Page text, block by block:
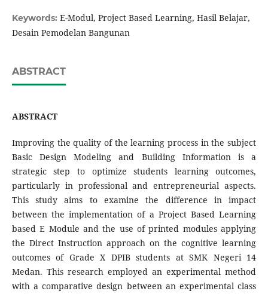
Keywords: E-Modul, Project Based Learning, Hasil Belajar,
Desain Pemodelan Bangunan
ABSTRACT
ABSTRACT
Improving the quality of the learning process in the subject
Basic Design Modeling and Building Information is a
strategic step to optimize students learning outcomes,
particularly in professional and entrepreneurial aspects.
This study aims to examine the difference in impact
between the implementation of a Project Based Learning
based E Module and the use of printed modules applying
the Direct Instruction approach on the cognitive learning
outcomes of Grade X DPIB students at SMK Negeri 14
Medan. This research employed an experimental method
with a comparative design between an experimental class